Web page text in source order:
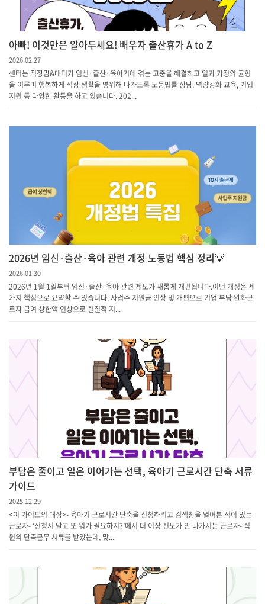
아빠! 이것만은 알아두세요! 배우자 출산휴가 A to Z
2026.02.27
센터는 직장맘&대디가 임신·출산·육아기에 겪는 고충을 해결하고 일과 가정의 균형
을 이루며 행복하게 직장 생활을 영위해 나가도록 노동법률 상담, 역량강화 교육, 기업
지원 등 다양한 활동을 하고 있습니다. 202...
2026년 임신·출산·육아 관련 개정 노동법 핵심 정리💡
2026.01.30
2026년 1월 1일부터 임신·출산·육아 관련 제도가 새롭게 개편됩니다.이번 개정은 세
가지 핵심으로 요약할 수 있습니다.​ 사업주 지원금 인상 및 개편으로 기업 부담 완화근
로자 급여 상한액 인상으로 실질적 지...
부담은 줄이고 일은 이어가는 선택, 육아기 근로시간 단축 서류
가이드
2025.12.29
<이 가이드의 대상> - 육아기 근로시간 단축을 신청하려고 검색창을 열어본 적이 있는
근로자- ‘신청서 말고 또 뭐가 필요하지?’에서 더 이상 진도가 안 나가시는 근로자- 직
원의 단축근무 서류를 받았는데, 맞...